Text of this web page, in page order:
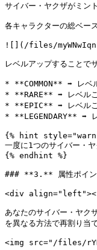
サイバー・ヤクザがミン
各キャラクターの総ベ
![](/files/
レベルアップすること
* **COMMON** ➡️ レベ
* **RARE** ➡️ レベルご
* **EPIC** ➡️ レベルご
* **LEGENDARY** ➡️ レ
{% hint
一度に1つのサイバー・
{% endhint %}
### **3.** 属性ポイン
<div
あなたのサイバー・ヤク
を異なる方法で再割り当
<img src="/files/